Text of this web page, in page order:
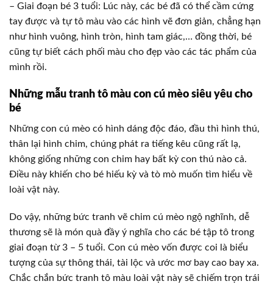
– Giai đoạn bé 3 tuổi: Lúc này, các bé đã có thể cầm cứng
tay được và tự tô màu vào các hình vẽ đơn giản, chẳng hạn
như hình vuông, hình tròn, hình tam giác,… đồng thời, bé
cũng tự biết cách phối màu cho đẹp vào các tác phẩm của
mình rồi.
Những mẫu tranh tô màu con cú mèo siêu yêu cho
bé
Những con cú mèo có hình dáng độc đáo, đầu thì hình thú,
thân lại hình chim, chúng phát ra tiếng kêu cũng rất lạ,
không giống những con chim hay bất kỳ con thú nào cả.
Điều này khiến cho bé hiếu kỳ và tò mò muốn tìm hiểu về
loài vật này.
Do vậy, những bức tranh vẽ chim cú mèo ngộ nghĩnh, dễ
thương sẽ là món quà đầy ý nghĩa cho các bé tập tô trong
giai đoạn từ 3 – 5 tuổi. Con cú mèo vốn được coi là biểu
tượng của sự thông thái, tài lộc và ước mơ bay cao bay xa.
Chắc chắn bức tranh tô màu loài vật này sẽ chiếm trọn trái